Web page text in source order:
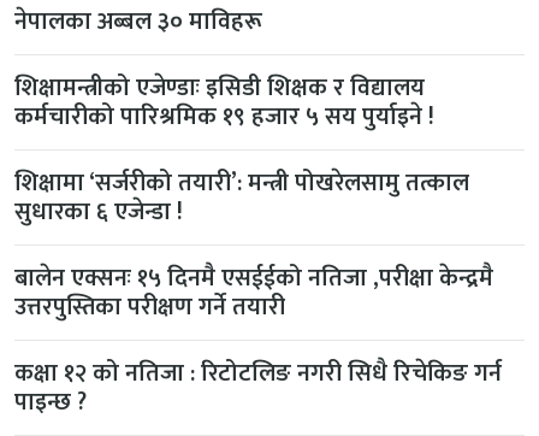
नेपालका अब्बल ३० माविहरू
शिक्षामन्त्रीको एजेण्डाः इसिडी शिक्षक र विद्यालय
कर्मचारीको पारिश्रमिक १९ हजार ५ सय पुर्याइने !
शिक्षामा ‘सर्जरीको तयारी’: मन्त्री पोखरेलसामु तत्काल
सुधारका ६ एजेन्डा !
बालेन एक्सनः १५ दिनमै एसईईको नतिजा ,परीक्षा केन्द्रमै
उत्तरपुस्तिका परीक्षण गर्ने तयारी
कक्षा १२ को नतिजा : रिटोटलिङ नगरी सिधै रिचेकिङ गर्न
पाइन्छ ?